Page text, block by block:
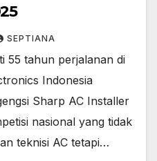
SEPTIANA
55 tahun perjalanan di
Indonesia
Sharp AC Installer
nasional yang tidak
teknisi AC tetapi…